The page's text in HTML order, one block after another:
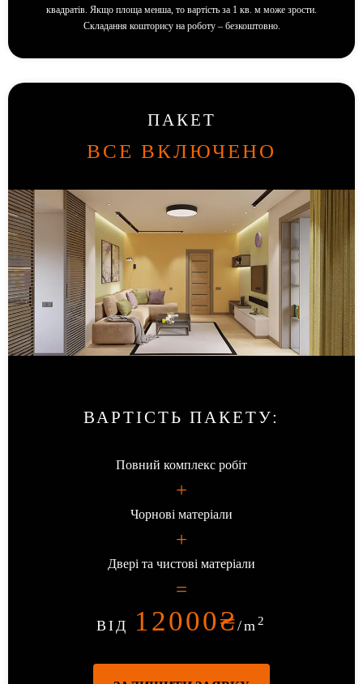
квадратів. Якщо площа менша, то вартість за 1 кв. м може зрости.
Складання кошторису на роботу – безкоштовно.
ПАКЕТ
ВСЕ ВКЛЮЧЕНО
ВАРТІСТЬ ПАКЕТУ:
Повний комплекс робіт
+
Чорнові матеріали
+
Двері та чистові матеріали
=
ВІД 12000₴/m 2